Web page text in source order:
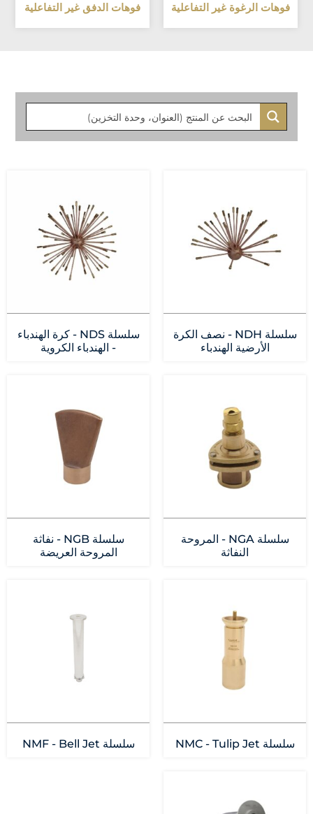
فوهات الرغوة غير التفاعلية فوهات الدفق غير التفاعلية
سلسلة NDH - نصف الكرة
الأرضية الهندباء
سلسلة NDS - كرة الهندباء
- الهندباء الكروية
سلسلة NGA - المروحة
النفاثة
سلسلة NGB - نفاثة
المروحة العريضة
سلسلة NMC - Tulip Jet سلسلة NMF - Bell Jet